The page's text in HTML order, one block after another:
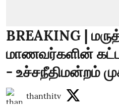
BREAKING |
மாணவர்களின்
- உச்சநீதிமன்றம்
thanthitv